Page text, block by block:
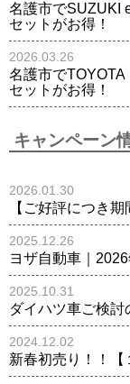
名護市でSUZUKI
セットがお得！
2026.03.26
名護市で
セットがお得！
キャンペーン
2026.01.30
【ご好評につき
2025.12.26
ヨザ自動車｜2026
2025.10.31
ダイハツ車ご検
2024.12.02
新春初売り！！【